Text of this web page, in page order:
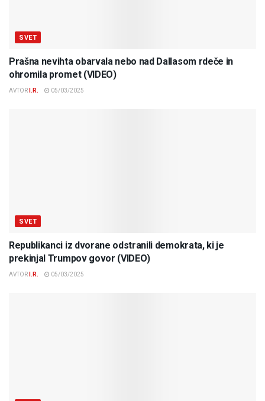
SVET
Prašna nevihta obarvala nebo nad Dallasom rdeče in
ohromila promet (VIDEO)
AVTOR I.R. 05/03/2025
SVET
Republikanci iz dvorane odstranili demokrata, ki je
prekinjal Trumpov govor (VIDEO)
AVTOR I.R. 05/03/2025